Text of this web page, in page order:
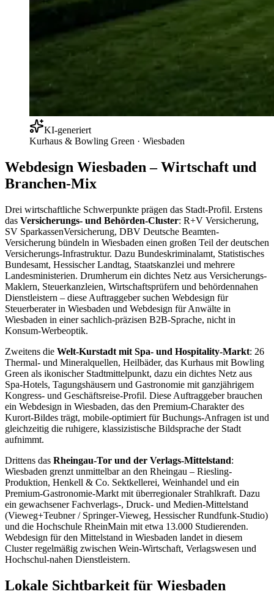
KI-generiert
Kurhaus & Bowling Green · Wiesbaden
Webdesign Wiesbaden – Wirtschaft und
Branchen-Mix
Drei wirtschaftliche Schwerpunkte prägen das Stadt-Profil. Erstens
das Versicherungs- und Behörden-Cluster: R+V Versicherung,
SV SparkassenVersicherung, DBV Deutsche Beamten-
Versicherung bündeln in Wiesbaden einen großen Teil der deutschen
Versicherungs-Infrastruktur. Dazu Bundeskriminalamt, Statistisches
Bundesamt, Hessischer Landtag, Staatskanzlei und mehrere
Landesministerien. Drumherum ein dichtes Netz aus Versicherungs-
Maklern, Steuerkanzleien, Wirtschaftsprüfern und behördennahen
Dienstleistern – diese Auftraggeber suchen Webdesign für
Steuerberater in Wiesbaden und Webdesign für Anwälte in
Wiesbaden in einer sachlich-präzisen B2B-Sprache, nicht in
Konsum-Werbeoptik.
Zweitens die Welt-Kurstadt mit Spa- und Hospitality-Markt: 26
Thermal- und Mineralquellen, Heilbäder, das Kurhaus mit Bowling
Green als ikonischer Stadtmittelpunkt, dazu ein dichtes Netz aus
Spa-Hotels, Tagungshäusern und Gastronomie mit ganzjährigem
Kongress- und Geschäftsreise-Profil. Diese Auftraggeber brauchen
ein Webdesign in Wiesbaden, das den Premium-Charakter des
Kurort-Bildes trägt, mobile-optimiert für Buchungs-Anfragen ist und
gleichzeitig die ruhigere, klassizistische Bildsprache der Stadt
aufnimmt.
Drittens das Rheingau-Tor und der Verlags-Mittelstand:
Wiesbaden grenzt unmittelbar an den Rheingau – Riesling-
Produktion, Henkell & Co. Sektkellerei, Weinhandel und ein
Premium-Gastronomie-Markt mit überregionaler Strahlkraft. Dazu
ein gewachsener Fachverlags-, Druck- und Medien-Mittelstand
(Vieweg+Teubner / Springer-Vieweg, Hessischer Rundfunk-Studio)
und die Hochschule RheinMain mit etwa 13.000 Studierenden.
Webdesign für den Mittelstand in Wiesbaden landet in diesem
Cluster regelmäßig zwischen Wein-Wirtschaft, Verlagswesen und
Hochschul-nahen Dienstleistern.
Lokale Sichtbarkeit für Wiesbaden